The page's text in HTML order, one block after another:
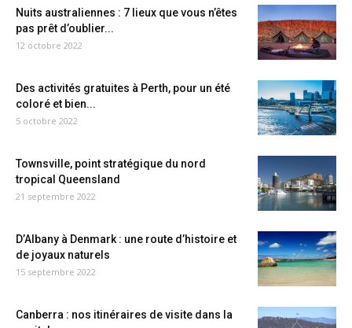
Nuits australiennes : 7 lieux que vous n’êtes
pas prêt d’oublier...
12 octobre 2022
Des activités gratuites à Perth, pour un été
coloré et bien...
5 octobre 2022
Townsville, point stratégique du nord
tropical Queensland
21 septembre 2022
D’Albany à Denmark : une route d’histoire et
de joyaux naturels
15 septembre 2022
Canberra : nos itinéraires de visite dans la